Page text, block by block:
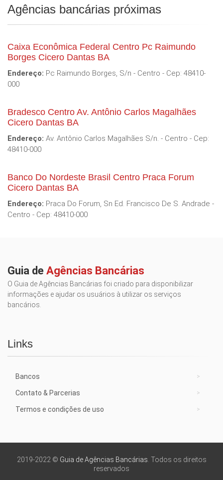
Agências bancárias próximas
Caixa Econômica Federal Centro Pc Raimundo
Borges Cicero Dantas BA
Endereço: Pc Raimundo Borges, S/n - Centro - Cep: 48410-
000
Bradesco Centro Av. Antônio Carlos Magalhães
Cicero Dantas BA
Endereço: Av. Antônio Carlos Magalhães S/n. - Centro - Cep:
48410-000
Banco Do Nordeste Brasil Centro Praca Forum
Cicero Dantas BA
Endereço: Praca Do Forum, Sn Ed. Francisco De S. Andrade -
Centro - Cep: 48410-000
Guia de Agências Bancárias
O Guia de Agências Bancárias foi criado para disponibilizar
informações e ajudar os usuários à utilizar os serviços
bancários.
Links
Bancos
Contato & Parcerias
Termos e condições de uso
2019-2022 © Guia de Agências Bancárias . Todos os direitos
reservados